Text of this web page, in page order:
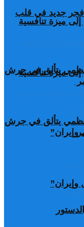
إلى ميزة تنافسية
يتألق في جرش
وإيران”
“فجر جديد في قلب
إلى ميزة تنافسية
يتألق في جرش
وإيران”